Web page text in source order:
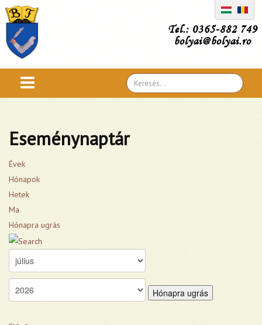
Tel.: 0365-882 749
bolyai@bolyai.ro
Search
...
Eseménynaptár
Évek
Hónapok
Hetek
Ma
Hónapra ugrás
Hónapra ugrás